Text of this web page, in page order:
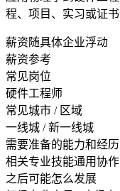
程、项目、实习或证书
薪资随具体企业浮动
薪资参考
常见岗位
硬件工程师
常见城市 / 区域
一线城 / 新一线城
需要准备的能力和经历
相关专业技能通用协
之后可能怎么发展